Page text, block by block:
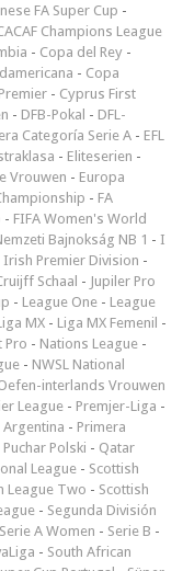
FA Super Cup -
Champions League
- Copa del Rey -
- Copa
- Cyprus First
- DFB-Pokal - DFL-
Categoría Serie A - EFL
- Eliteserien -
Vrouwen - Europa
- FA
- FIFA Women's World
Bajnokság NB 1 - I
Irish Premier Division -
Schaal - Jupiler Pro
- League One - League
MX - Liga MX Femenil -
Pro - Nations League -
- NWSL National
interlands Vrouwen
League - Premjer-Liga -
Argentina - Primera
Puchar Polski - Qatar
League - Scottish
League Two - Scottish
- Segunda División
Serie A Women - Serie B -
- South African